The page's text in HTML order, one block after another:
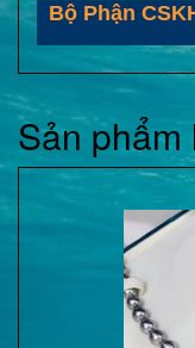
Bộ Phận
Sản